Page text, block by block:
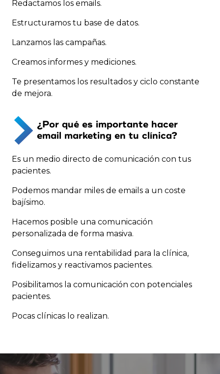
Redactamos los emails.
Estructuramos tu base de datos.
Lanzamos las campañas.
Creamos informes y mediciones.
Te presentamos los resultados y ciclo constante
de mejora.
¿Por qué es importante hacer
email marketing en tu clínica?
Es un medio directo de comunicación con tus
pacientes.
Podemos mandar miles de emails a un coste
bajísimo.
Hacemos posible una comunicación
personalizada de forma masiva.
Conseguimos una rentabilidad para la clínica,
fidelizamos y reactivamos pacientes.
Posibilitamos la comunicación con potenciales
pacientes.
Pocas clínicas lo realizan.